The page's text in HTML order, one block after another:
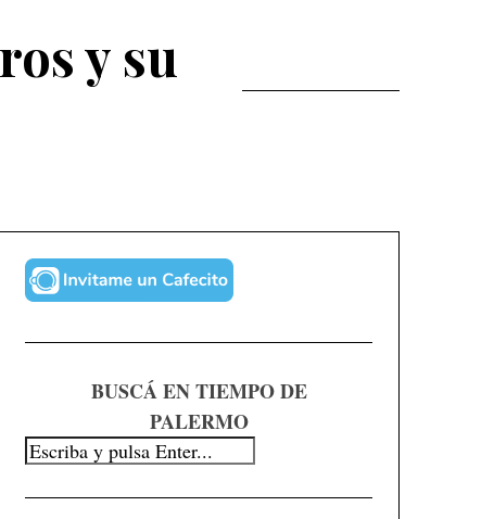
y su
BUSCÁ EN TIEMPO DE
PALERMO